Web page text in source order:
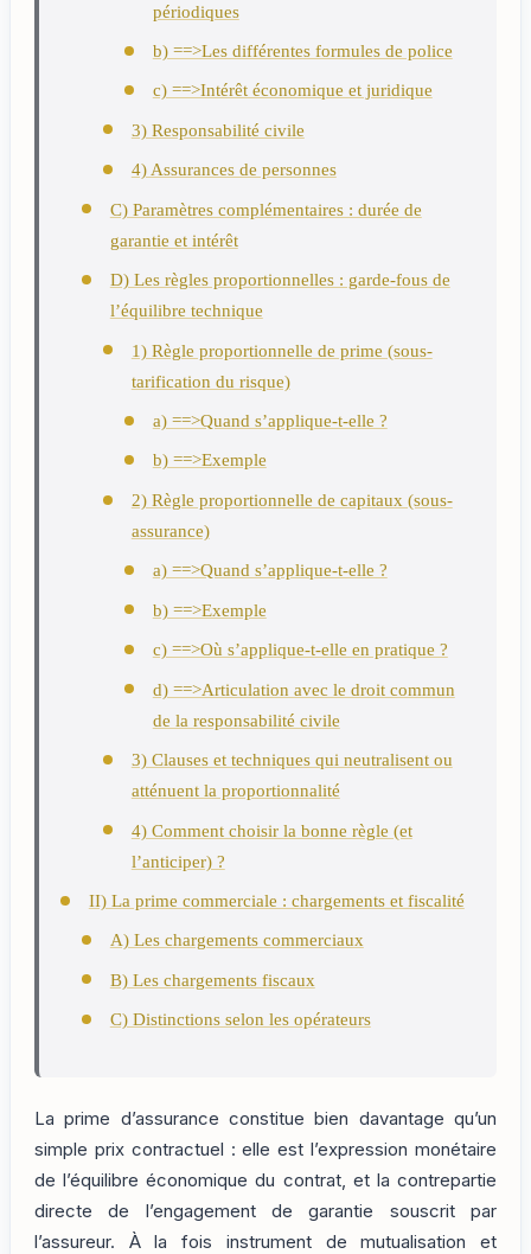
périodiques
b) ==>Les différentes formules de police
c) ==>Intérêt économique et juridique
3) Responsabilité civile
4) Assurances de personnes
C) Paramètres complémentaires : durée de
garantie et intérêt
D) Les règles proportionnelles : garde-fous de
l’équilibre technique
1) Règle proportionnelle de prime (sous-
tarification du risque)
a) ==>Quand s’applique-t-elle ?
b) ==>Exemple
2) Règle proportionnelle de capitaux (sous-
assurance)
a) ==>Quand s’applique-t-elle ?
b) ==>Exemple
c) ==>Où s’applique-t-elle en pratique ?
d) ==>Articulation avec le droit commun
de la responsabilité civile
3) Clauses et techniques qui neutralisent ou
atténuent la proportionnalité
4) Comment choisir la bonne règle (et
l’anticiper) ?
II) La prime commerciale : chargements et fiscalité
A) Les chargements commerciaux
B) Les chargements fiscaux
C) Distinctions selon les opérateurs
La prime d’assurance constitue bien davantage qu’un
simple prix contractuel : elle est l’expression monétaire
de l’équilibre économique du contrat, et la contrepartie
directe de l’engagement de garantie souscrit par
l’assureur. À la fois instrument de mutualisation et